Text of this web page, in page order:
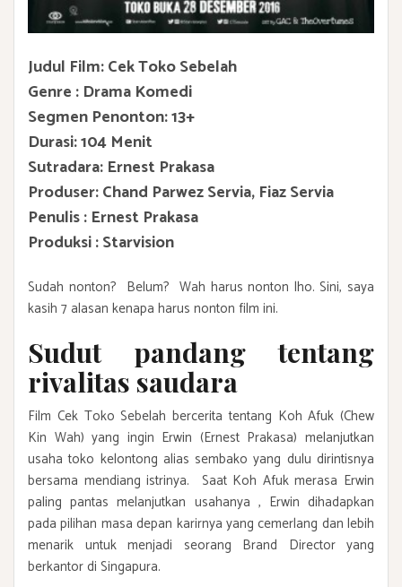
Judul Film: Cek Toko Sebelah
Genre : Drama Komedi
Segmen Penonton: 13+
Durasi: 104 Menit
Sutradara: Ernest Prakasa
Produser: Chand Parwez Servia, Fiaz Servia
Penulis : Ernest Prakasa
Produksi : Starvision
Sudah nonton? Belum? Wah harus nonton lho. Sini, saya
kasih 7 alasan kenapa harus nonton film ini.
Sudut pandang tentang
rivalitas saudara
Film Cek Toko Sebelah bercerita tentang Koh Afuk (Chew
Kin Wah) yang ingin Erwin (Ernest Prakasa) melanjutkan
usaha toko kelontong alias sembako yang dulu dirintisnya
bersama mendiang istrinya. Saat Koh Afuk merasa Erwin
paling pantas melanjutkan usahanya , Erwin dihadapkan
pada pilihan masa depan karirnya yang cemerlang dan lebih
menarik untuk menjadi seorang Brand Director yang
berkantor di Singapura.